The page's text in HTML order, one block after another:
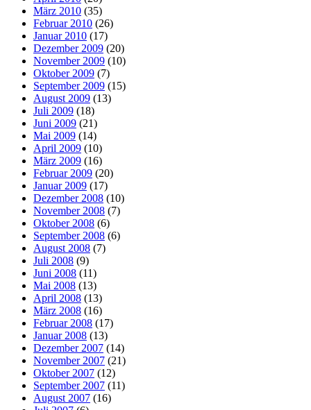
März 2010 (35)
Februar 2010 (26)
Januar 2010 (17)
Dezember 2009 (20)
November 2009 (10)
Oktober 2009 (7)
September 2009 (15)
August 2009 (13)
Juli 2009 (18)
Juni 2009 (21)
Mai 2009 (14)
April 2009 (10)
März 2009 (16)
Februar 2009 (20)
Januar 2009 (17)
Dezember 2008 (10)
November 2008 (7)
Oktober 2008 (6)
September 2008 (6)
August 2008 (7)
Juli 2008 (9)
Juni 2008 (11)
Mai 2008 (13)
April 2008 (13)
März 2008 (16)
Februar 2008 (17)
Januar 2008 (13)
Dezember 2007 (14)
November 2007 (21)
Oktober 2007 (12)
September 2007 (11)
August 2007 (16)